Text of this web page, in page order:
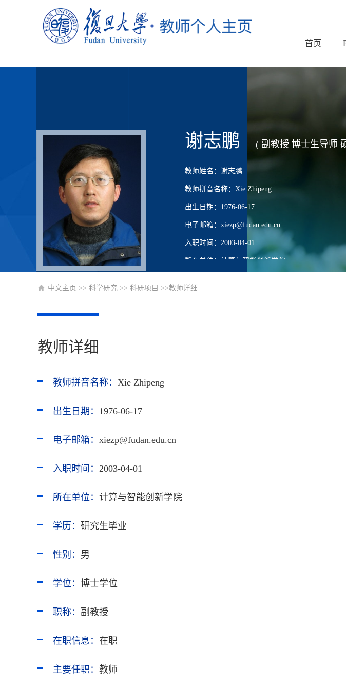
首页
谢志鹏 ( 副教授 博士生导师
教师姓名：谢志鹏
教师拼音名称：Xie Zhipeng
出生日期：1976-06-17
电子邮箱：xiezp@fudan.edu.cn
入职时间：2003-04-01
所在单位：计算与智能创新学院
学位：博士学位
中文主页 >> 科学研究 >> 科研项目 >>教师详细
教师详细
教师拼音名称： Xie Zhipeng
出生日期： 1976-06-17
电子邮箱： xiezp@fudan.edu.cn
入职时间： 2003-04-01
所在单位： 计算与智能创新学院
学历： 研究生毕业
性别： 男
学位： 博士学位
职称： 副教授
在职信息： 在职
主要任职： 教师